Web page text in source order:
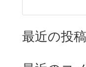
最近の投稿